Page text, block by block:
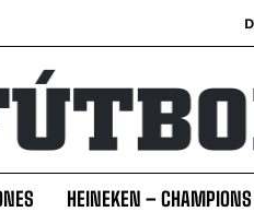
HEINEKEN – CHAMPIONS